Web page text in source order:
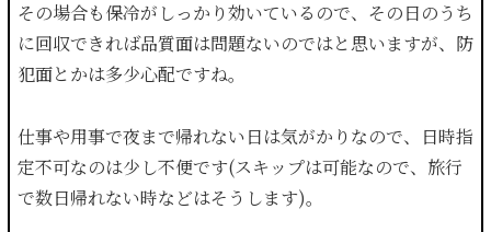
その場合も保冷がしっかり効いているので、その日のうち
に回収できれば品質面は問題ないのではと思いますが、防
犯面とかは多少心配ですね。
仕事や用事で夜まで帰れない日は気がかりなので、日時指
定不可なのは少し不便です(スキップは可能なので、旅行
で数日帰れない時などはそうします)。